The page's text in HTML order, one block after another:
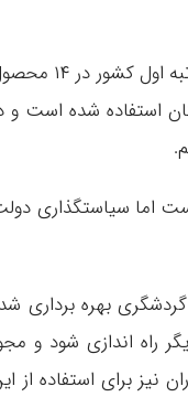
وی با بیان اينکه پس از انقلاب اسلامی ایران اقدامات موثری صورت گرفت، اظهار
۳۰ درصد از ظرفیت های استان استفاده شده است
نیست اما سیاستگذاری
اما فقط ۵ درصد از ظرفیت های گردشگری بهره
راه اندازی شود و
برای استفاده از